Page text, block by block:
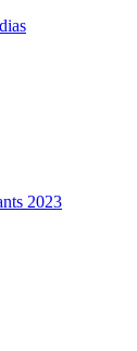
2023